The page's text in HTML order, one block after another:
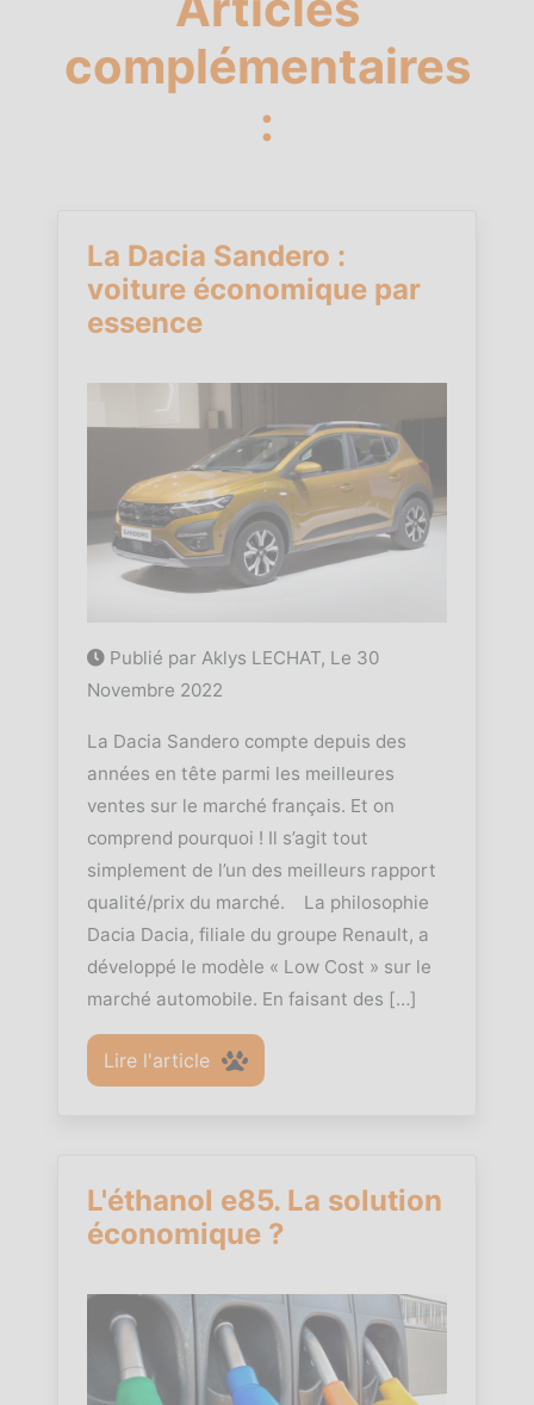
complémentaires
:
La Dacia Sandero :
voiture économique par
essence
Publié par Aklys LECHAT, Le 30
Novembre 2022
La Dacia Sandero compte depuis des
années en tête parmi les meilleures
ventes sur le marché français. Et on
comprend pourquoi ! Il s’agit tout
simplement de l’un des meilleurs rapport
qualité/prix du marché. La philosophie
Dacia Dacia, filiale du groupe Renault, a
développé le modèle « Low Cost » sur le
marché automobile. En faisant des […]
Lire l'article
L'éthanol e85. La solution
économique ?